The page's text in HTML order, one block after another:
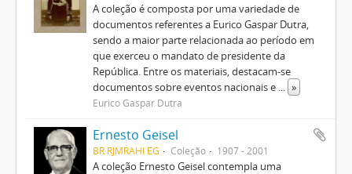
A coleção é composta por uma variedade de
documentos referentes a Eurico Gaspar Dutra,
sendo a maior parte relacionada ao período em
que exerceu o mandato de presidente da
República. Entre os materiais, destacam-se
documentos sobre eventos nacionais e ... »
Eurico Gaspar Dutra
Ernesto Geisel
BR RJMRAHI EG Coleção 1907 - 2001
A coleção Ernesto Geisel contempla uma